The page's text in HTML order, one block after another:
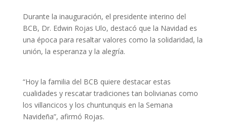
Durante la inauguración, el presidente interino del
BCB, Dr. Edwin Rojas Ulo, destacó que la Navidad es
una época para resaltar valores como la solidaridad, la
unión, la esperanza y la alegría.
“Hoy la familia del BCB quiere destacar estas
cualidades y rescatar tradiciones tan bolivianas como
los villancicos y los chuntunquis en la Semana
Navideña”, afirmó Rojas.